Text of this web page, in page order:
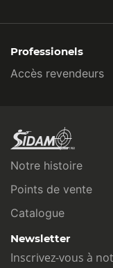
Professionels
Accès revendeurs
Notre histoire
Points de vente
Catalogue
Newsletter
Inscrivez-vous à